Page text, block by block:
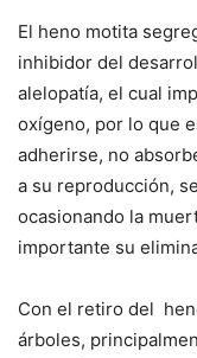
El heno motita
inhibidor del
alelopatía, el cual
oxígeno, por lo que
adherirse, no
a su reproducción,
ocasionando la
importante su
Con el retiro del
árboles,